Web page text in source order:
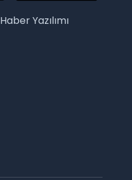
Haber Yazılımı